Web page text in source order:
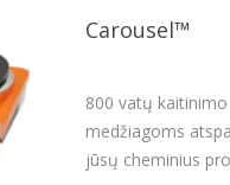
Carousel™
800 vatų
medžiagoms
jūsų cheminius